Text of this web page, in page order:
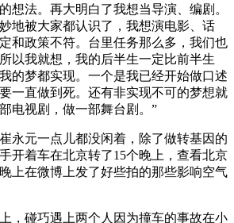
想法。再大明白了我想当导演、编剧。
地被大家都认识了，我想演电影、话
和政策不符。台里任务那么多，我们也
以我就想，我的后半生一定比前半生
的梦都实现。一个是我已经开始做口述
一直做到死。还有非实现不可的梦想就
电视剧，做一部舞台剧。”
永元一点儿都没闲着，除了做转基因的
开着车在北京转了15个晚上，查看北京
上在微博上发了好些拍的那些影响空气
，碰巧遇上两个人因为撞车的事故在小